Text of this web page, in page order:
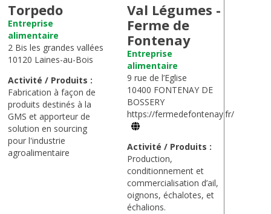
Torpedo
Entreprise
alimentaire
2 Bis les grandes vallées
10120 Laines-au-Bois
Activité / Produits :
Fabrication à façon de
produits destinés à la
GMS et apporteur de
solution en sourcing
pour l'industrie
agroalimentaire
Val Légumes -
Ferme de
Fontenay
Entreprise
alimentaire
9 rue de l’Eglise
10400 FONTENAY DE
BOSSERY
https://fermedefontenay.fr/
Activité / Produits :
Production,
conditionnement et
commercialisation d’ail,
oignons, échalotes, et
échalions.